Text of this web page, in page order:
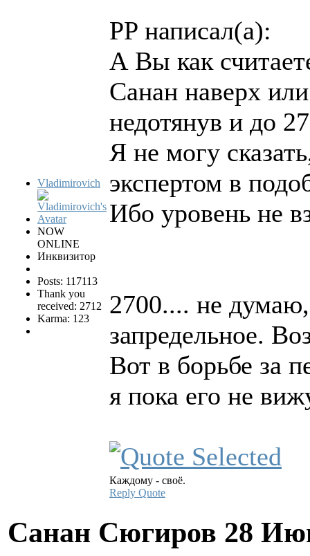
Vladimirovich
NOW
ONLINE
Инквизитор
Posts: 117113
Thank you
received: 2712
Karma: 123
PP написал(а):
А Вы как
Санан наверх
недотянув и до
Я не могу
экспертом в
Ибо уровень не
2700.... не
запредельное.
Вот в борьбе за
я пока его не
Каждому - своё.
Reply Quote
Санан Сюгиров 28